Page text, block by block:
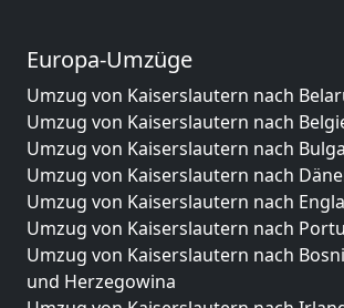
Europa-Umzüge
Umzug von Kaiserslautern nach
Umzug von Kaiserslautern nach
Umzug von Kaiserslautern nach
Umzug von Kaiserslautern nach
Umzug von Kaiserslautern nach
Umzug von Kaiserslautern nach
Umzug von Kaiserslautern nach
und Herzegowina